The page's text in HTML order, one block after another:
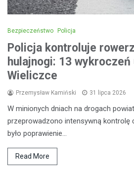
Bezpieczeństwo Policja
Policja kontroluje
hulajnogi: 13
Wieliczce
Przemysław Kamiński 31 lipca 2026
W minionych dniach na drogach
przeprowadzono intensywną kontrolę
było poprawienie…
Read More